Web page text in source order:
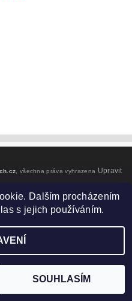
, všechna práva vyhrazena Upravit
Shoptet
Dalším procházením
s jejich používáním.
SOUHLASÍM